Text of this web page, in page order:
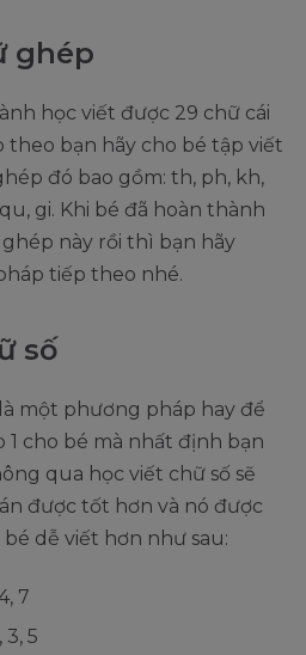
ghép
học viết được 29 chữ cái
bạn hãy cho bé tập viết
đó bao gồm: th, ph, kh,
gi. Khi bé đã hoàn thành
này rồi thì bạn hãy
tiếp theo nhé.
số
một phương pháp hay để
1 cho bé mà nhất định bạn
qua học viết chữ số sẽ
được tốt hơn và nó được
dễ viết hơn như sau:
7
5